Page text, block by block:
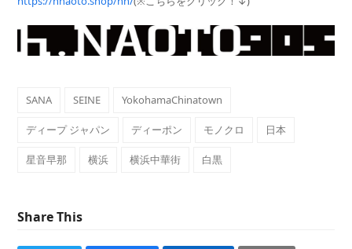
SANA SEINE YokohamaChinatown
ディープ ジャパン ディーポン モノクロ 日本
星音早那 横浜 横浜中華街 白黒
Share This